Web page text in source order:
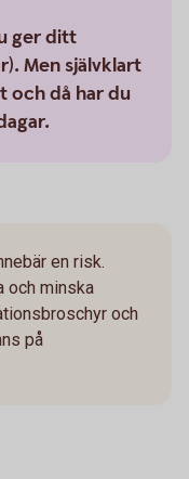
ger ditt
Men självklart
och då har du
en risk.
och minska
och
på